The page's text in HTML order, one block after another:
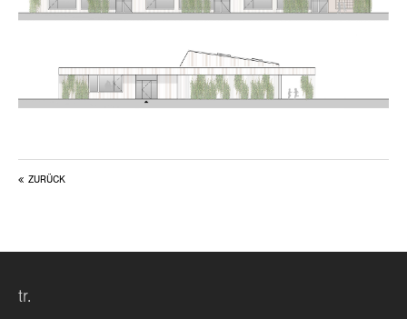
adipiscing elit.
aenean commodo ligula eget dolor. aenean massa. cum
sociis natoque penatibus et magnis dis parturient
montes, nascetur ridiculus mus. donec quam felis,
ZURÜCK
tr.